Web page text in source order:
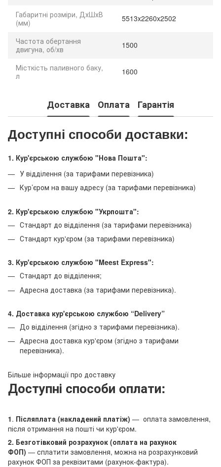
Габаритні розміри, ДхШхВ
(мм)
5513x2260x2502
Частота обертання
двигуна, об/хв
1500
Місткість паливного баку,
л
1600
Доставка Оплата Гарантія
Доступні способи доставки:
1. Кур'єрською службою "Нова Пошта":
У відділення (за тарифами перевізника)
Кур’єром на вашу адресу (за тарифами перевізника)
2. Кур'єрською службою "Укрпошта":
Стандарт до відділення (за тарифами перевізника)
Стандарт кур'єром (за тарифами перевізника)
3. Кур'єрською службою "Meest Express":
Стандарт до відділення;
Адресна доставка (за тарифами перевізника).
4. Доставка кур'єрською службою “Delivery”
До відділення (згідно з тарифами перевізника).
Адресна доставка кур'єром (згідно з тарифами
перевізника).
Більше інформації про доставку
Доступні способи оплати:
1. Післяплата (накладений платіж) — оплата замовлення,
після отримання на пошті чи кур'єром.
2. Безготівковий розрахунок (оплата на рахунок
ФОП) — сплатити замовлення, можна на розрахунковий
рахунок ФОП за реквізитами (рахунок-фактура).